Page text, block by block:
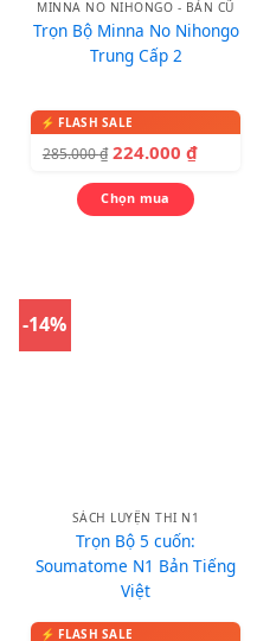
MINNA NO NIHONGO - BẢN CŨ
Trọn Bộ Minna No Nihongo
Trung Cấp 2
285.000₫ 224.000 ₫
Chọn mua
-14%
SÁCH LUYỆN THI N1
Trọn Bộ 5 cuốn:
Soumatome N1 Bản Tiếng
Việt